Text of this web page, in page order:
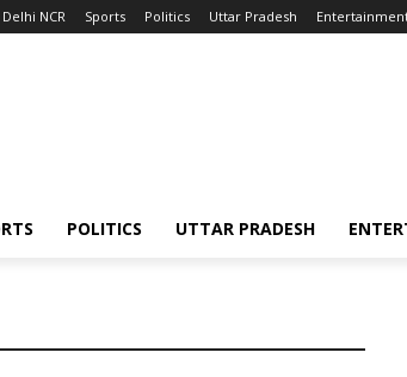
Delhi NCR Sports Politics Uttar Pradesh
POLITICS UTTAR PRADESH